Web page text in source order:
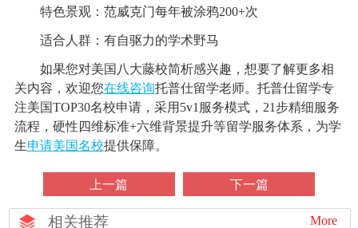
特色景观：范威克门每年被涂鸦200+次
适合人群：有自驱力的学术野马
如果您对美国八大藤校简析感兴趣，想要了解更多相
关内容，欢迎您在线咨询托普仕留学老师。托普仕留学专
注美国TOP30名校申请，采用5v1服务模式，21步精细服务
流程，硬性四维标准+六维背景提升等留学服务体系，为学
生申请美国名校提供保障。
上一篇 下一篇
相关推荐 More